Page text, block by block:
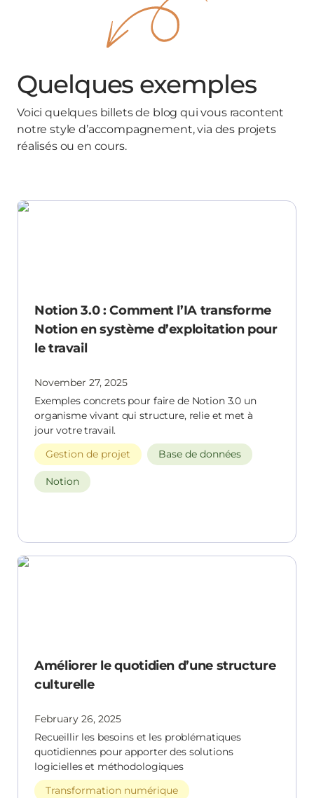
Quelques exemples
Voici quelques billets de blog qui vous racontent
notre style d’accompagnement, via des projets
réalisés ou en cours.
Notion 3.0 : Comment l’IA transforme Notion en
Notion 3.0 : Comment l’IA transforme
Notion en système d’exploitation pour
le travail
November 27, 2025
Exemples concrets pour faire de Notion 3.0 un
organisme vivant qui structure, relie et met à
jour votre travail.
Gestion de projet
Base de données
Notion
Améliorer le quotidien d’une structure culturelle
Améliorer le quotidien d’une structure
culturelle
February 26, 2025
Recueillir les besoins et les problématiques
quotidiennes pour apporter des solutions
logicielles et méthodologiques
Transformation numérique